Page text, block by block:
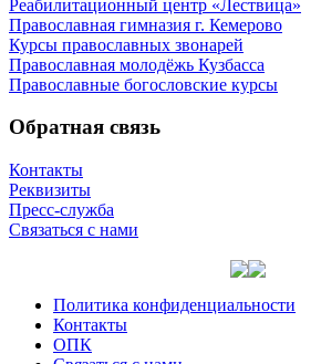
Реабилитационный центр «Лествица»
Православная гимназия г. Кемерово
Курсы православных звонарей
Православная молодёжь Кузбасса
Православные богословские курсы
Обратная связь
Контакты
Реквизиты
Пресс-служба
Связаться с нами
Политика конфиденциальности
Контакты
ОПК